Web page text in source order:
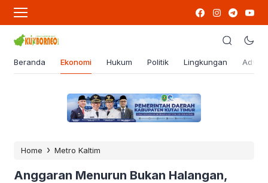
Beranda Ekonomi Hukum Politik Lingkungan
Home › Metro Kaltim
Anggaran Menurun Bukan Halangan,